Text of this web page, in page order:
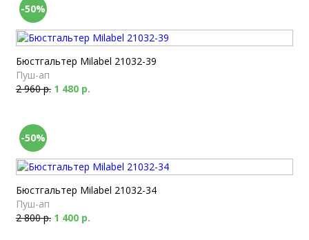
-50%
Бюстгальтер Milabel 21032-39
Пуш-ап
2 960 р. 1 480 р.
-50%
Бюстгальтер Milabel 21032-34
Пуш-ап
2 800 р. 1 400 р.